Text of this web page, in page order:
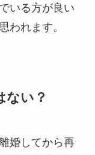
いる方が良い
われます。
ない？
婚してから再